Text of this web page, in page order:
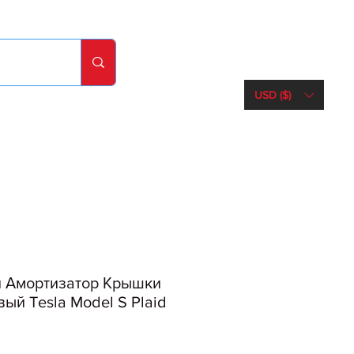
USD ($)
Амортизатор Крышки
Tesla Model S Plaid